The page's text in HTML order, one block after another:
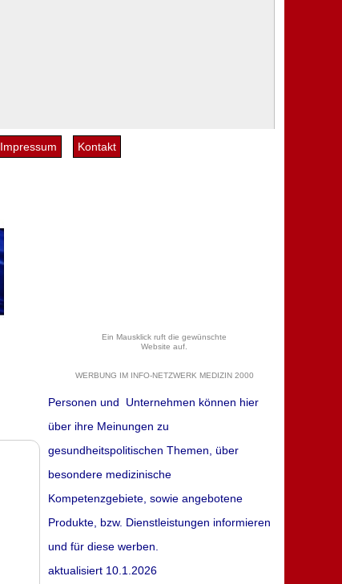
Impressum
Kontakt
Ein Mausklick ruft die gewünschte
Website auf.
WERBUNG IM INFO-NETZWERK MEDIZIN 2000
Personen und Unternehmen können hier
über ihre Meinungen zu
gesundheitspolitischen Themen, über
besondere medizinische
Kompetenzgebiete, sowie angebotene
Produkte, bzw. Dienstleistungen informieren
und für diese werben.
aktualisiert 10.1.2026